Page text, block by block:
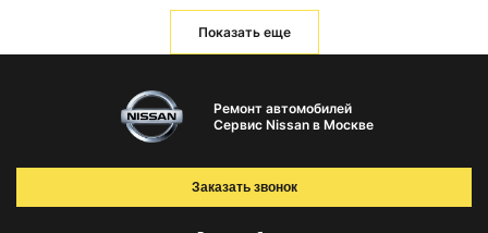
Показать еще
Ремонт автомобилей
Сервис Nissan в Москве
Заказать звонок